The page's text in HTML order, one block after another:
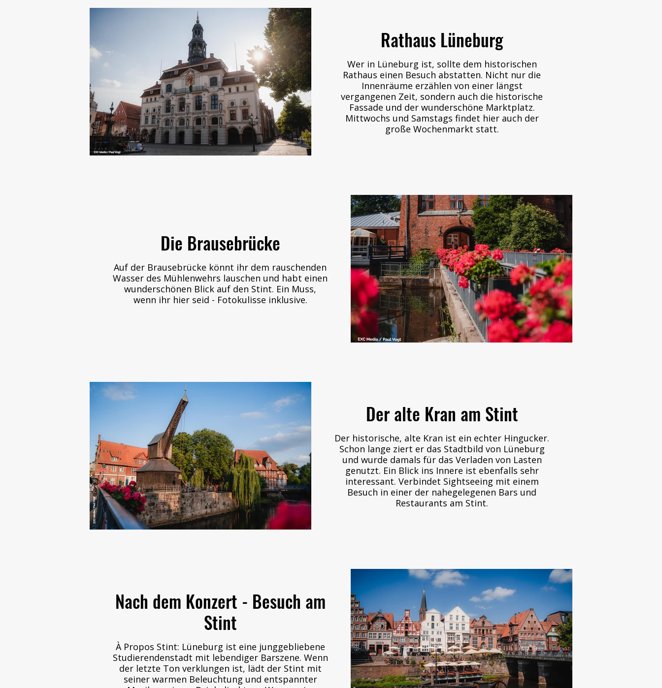
Rathaus Lüneburg
Wer in Lüneburg ist, sollte dem historischen
Rathaus einen Besuch abstatten. Nicht nur die
Innenräume erzählen von einer längst
vergangenen Zeit, sondern auch die historische
Fassade und der wunderschöne Marktplatz.
Mittwochs und Samstags findet hier auch der
große Wochenmarkt statt.
Die Brausebrücke
Auf der Brausebrücke könnt ihr dem rauschenden
Wasser des Mühlenwehrs lauschen und habt einen
wunderschönen Blick auf den Stint. Ein Muss,
wenn ihr hier seid - Fotokulisse inklusive.
Der alte Kran am Stint
Der historische, alte Kran ist ein echter Hingucker.
Schon lange ziert er das Stadtbild von Lüneburg
und wurde damals für das Verladen von Lasten
genutzt. Ein Blick ins Innere ist ebenfalls sehr
interessant. Verbindet Sightseeing mit einem
Besuch in einer der nahegelegenen Bars und
Restaurants am Stint.
Nach dem Konzert - Besuch am
Stint
À Propos Stint: Lüneburg ist eine junggebliebene
Studierendenstadt mit lebendiger Barszene. Wenn
der letzte Ton verklungen ist, lädt der Stint mit
seiner warmen Beleuchtung und entspannter